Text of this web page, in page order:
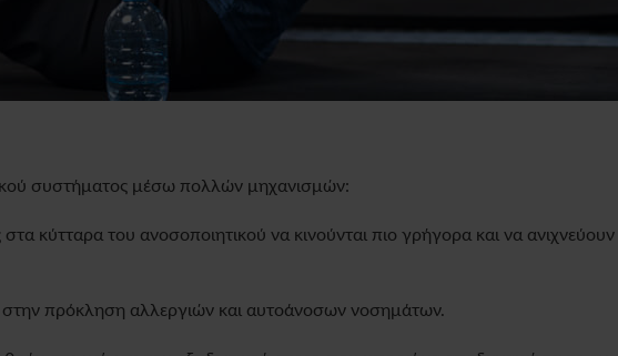
συστήματος μέσω πολλών μηχανισμών:
του ανοσοποιητικού να κινούνται πιο γρήγορα και να
πρόκληση αλλεργιών και αυτοάνοσων νοσημάτων.